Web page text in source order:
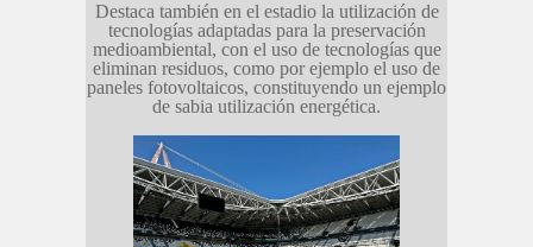
Destaca también en el estadio la utilización de
tecnologías adaptadas para la preservación
medioambiental, con el uso de tecnologías que
eliminan residuos, como por ejemplo el uso de
paneles fotovoltaicos, constituyendo un ejemplo
de sabia utilización energética.